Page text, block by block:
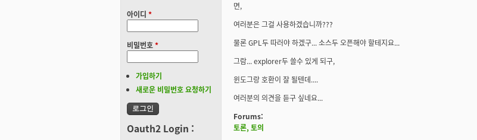
면,
여러분은 그걸 사용하겠습니까???
물론 GPL두 따러야 하겠구... 소스두 오픈해야 할테지요...
그람... explorer두 쓸수 있게 되구,
윈도그랑 호환이 잘 될텐데....
여러분의 의견을 듣구 싶네요...
Forums:
토론, 토의
아이디 *
비밀번호*
가입하기
새로운 비밀번호 요청하기
Oauth2 Login :